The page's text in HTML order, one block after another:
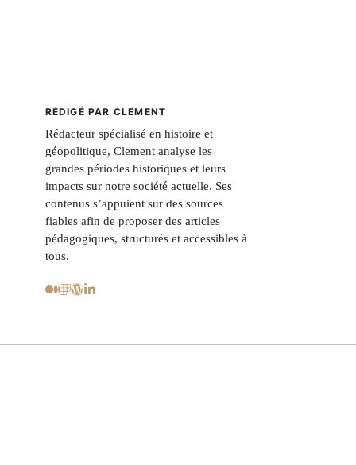
RÉDIGÉ PAR CLEMENT
Rédacteur spécialisé en histoire et
géopolitique, Clement analyse les
grandes périodes historiques et leurs
impacts sur notre société actuelle. Ses
contenus s’appuient sur des sources
fiables afin de proposer des articles
pédagogiques, structurés et accessibles à
tous.